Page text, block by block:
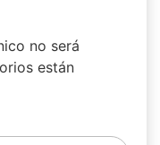
no será
están